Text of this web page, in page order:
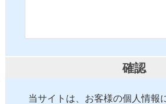
確認
当サイトは、お客様の個人情報